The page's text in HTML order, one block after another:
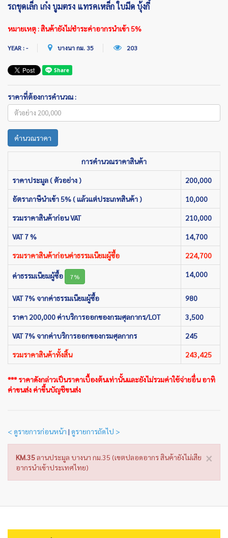
รถขุดเล็ก เก๋ง บูมตรง แทรคเหล็ก ใบมีด บุ้งกี๋
หมายเหตุ : สินค้ายังไม่ชำระค่าอากรนำเข้า 5%
YEAR : - บางนา กม. 35 203
ราคาที่ต้องการคำนวณ :
คำนวณราคา
การคำนวณราคาสินค้า
ราคาประมูล ( ตัวอย่าง ) 200,000
อัตราภาษีนำเข้า 5% ( แล้วแต่ประเภทสินค้า ) 10,000
รวมราคาสินค้าก่อน VAT 210,000
VAT 7 % 14,700
รวมราคาสินค้าก่อนค่าธรรมเนียมผู้ซื้อ 224,700
ค่าธรรมเนียมผู้ซื้อ 7% 14,000
VAT 7% จากค่าธรรมเนียมผู้ซื้อ 980
ราคา 200,000 ค่าบริการออกของกรมศุลกากร/LOT 3,500
VAT 7% จากค่าบริการออกของกรมศุลกากร 245
รวมราคาสินค้าทั้งสิ้น 243,425
*** ราคาดังกล่าวเป็นราคาเบื้องต้นเท่านั้นและยังไม่รวมค่าใช้จ่ายอื่น อาทิ
ค่าขนส่ง ค่าขึ้นบัญชีขนส่ง
< ดูรายการก่อนหน้า | ดูรายการถัดไป >
×
KM.35ลานประมูล บางนา กม.35 (เขตปลอดอากร สินค้ายังไม่เสีย
อากรนำเข้าประเทศไทย)